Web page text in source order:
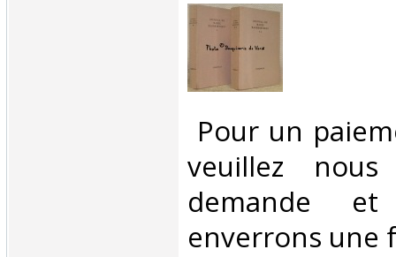
Pour un
veuillez
demande
enverrons une